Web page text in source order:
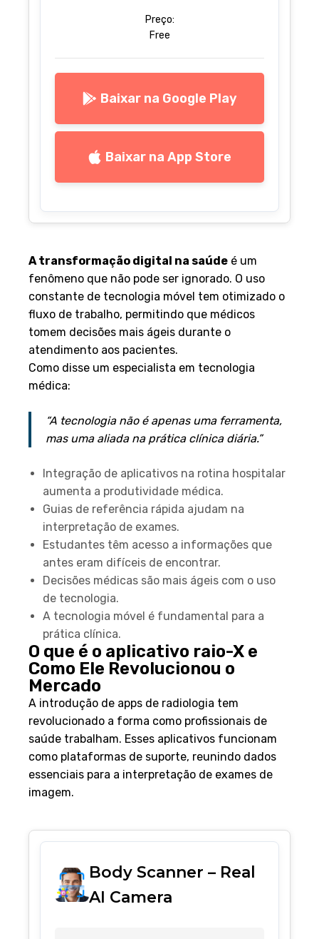
Preço:
Free
Baixar na Google Play
Baixar na App Store
A transformação digital na saúde é um
fenômeno que não pode ser ignorado. O uso
constante de tecnologia móvel tem otimizado o
fluxo de trabalho, permitindo que médicos
tomem decisões mais ágeis durante o
atendimento aos pacientes.
Como disse um especialista em tecnologia
médica:
“A tecnologia não é apenas uma ferramenta,
mas uma aliada na prática clínica diária.”
Integração de aplicativos na rotina hospitalar
aumenta a produtividade médica.
Guias de referência rápida ajudam na
interpretação de exames.
Estudantes têm acesso a informações que
antes eram difíceis de encontrar.
Decisões médicas são mais ágeis com o uso
de tecnologia.
A tecnologia móvel é fundamental para a
prática clínica.
O que é o aplicativo raio-X e
Como Ele Revolucionou o
Mercado
A introdução de apps de radiologia tem
revolucionado a forma como profissionais de
saúde trabalham. Esses aplicativos funcionam
como plataformas de suporte, reunindo dados
essenciais para a interpretação de exames de
imagem.
Body Scanner – Real
AI Camera